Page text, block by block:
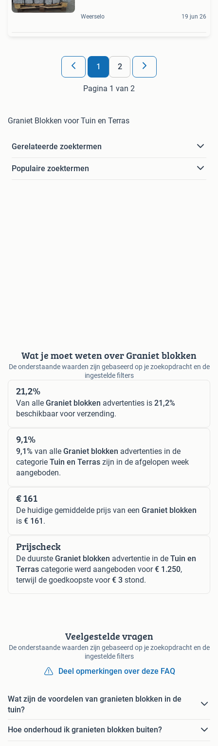
Weerselo 19 jun 26
1 2
Pagina 1 van 2
Graniet Blokken voor Tuin en Terras
Gerelateerde zoektermen
Populaire zoektermen
Wat je moet weten over Graniet blokken
De onderstaande waarden zijn gebaseerd op je zoekopdracht en de
ingestelde filters
21,2%
Van alle Graniet blokken advertenties is 21,2%
beschikbaar voor verzending.
9,1%
9,1% van alle Graniet blokken advertenties in de
categorie Tuin en Terras zijn in de afgelopen week
aangeboden.
€ 161
De huidige gemiddelde prijs van een Graniet blokken
is € 161 .
Prijscheck
De duurste Graniet blokken advertentie in de Tuin en
Terras categorie werd aangeboden voor€ 1.250,
terwijl de goedkoopste voor€ 3 stond.
Veelgestelde vragen
De onderstaande waarden zijn gebaseerd op je zoekopdracht en de
ingestelde filters
Deel opmerkingen over deze FAQ
Wat zijn de voordelen van granieten blokken in de
tuin?
Hoe onderhoud ik granieten blokken buiten?